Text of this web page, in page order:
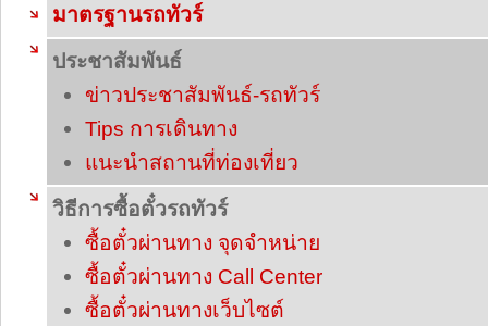
มาตรฐานรถทัวร์
ประชาสัมพันธ์
ข่าวประชาสัมพันธ์-รถทัวร์
Tips การเดินทาง
แนะนำสถานที่ท่องเที่ยว
วิธีการซื้อตั๋วรถทัวร์
ซื้อตั๋วผ่านทาง จุดจำหน่าย
ซื้อตั๋วผ่านทาง Call Center
ซื้อตั๋วผ่านทางเว็บไซต์